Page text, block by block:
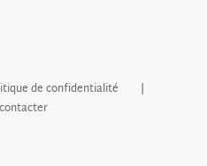
de confidentialité